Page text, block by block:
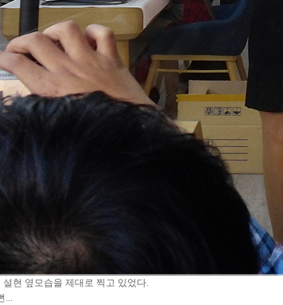
현 옆모습을 제대로 찍고 있었다.
...